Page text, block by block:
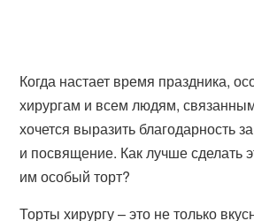
Когда настает время праздника,
хирургам и всем людям,
хочется выразить благодарность
и посвящение. Как лучше сделать
им особый торт?
Торты хирургу – это не только